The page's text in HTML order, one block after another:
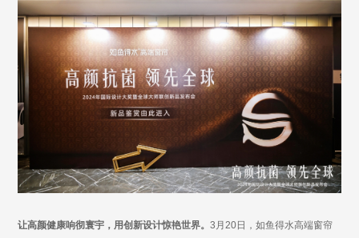
让高颜健康响彻寰宇 ， 用创新设计惊艳世界。3月20日，如鱼得水高端窗帘